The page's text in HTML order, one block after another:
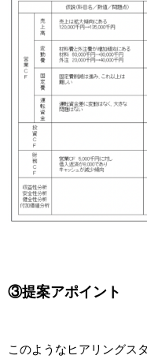
③提案アポイント
このようなヒアリングス